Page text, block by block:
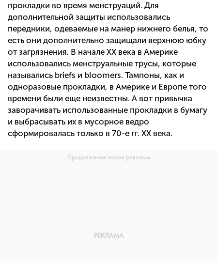
прокладки во время менструаций. Для
дополнительной защиты использовались
передники, одеваемые на манер нижнего белья, то
есть они дополнительно защищали верхнюю юбку
от загрязнения. В начале XX века в Америке
использовались менструальные трусы, которые
назывались briefs и bloomers. Тампоны, как и
одноразовые прокладки, в Америке и Европе того
времени были еще неизвестны. А вот привычка
заворачивать использованные прокладки в бумагу
и выбрасывать их в мусорное ведро
сформировалась только в 70-е гг. XX века.